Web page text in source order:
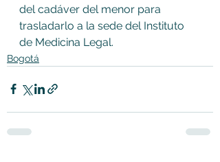
del cadáver del menor para
trasladarlo a la sede del Instituto
de Medicina Legal.
Bogotá